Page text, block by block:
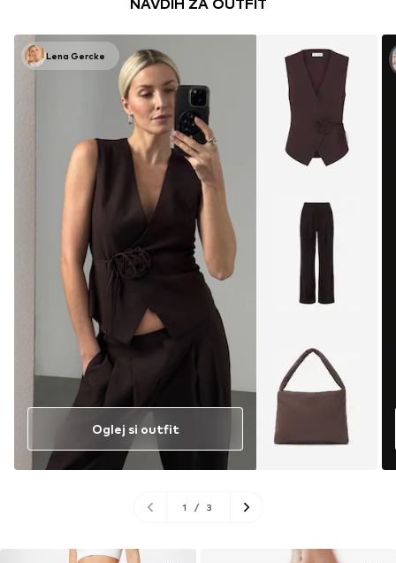
NAVDIH ZA OUTFIT
Lena Gercke
Oglej si outfit
1 / 3